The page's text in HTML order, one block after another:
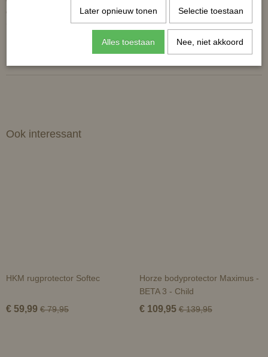
geweldig voor vrouwen die over kledingmaat 16 (VS) dragen ) 20
(VK) 48 (EU) en mannen die shirtmaat L of groter dragen.
Ook interessant
HKM rugprotector Softec
€ 59,99 € 79,95
Horze bodyprotector Maximus -
BETA 3 - Child
€ 109,95 € 139,95
Later opnieuw tonen Selectie toestaan
Alles toestaan Nee, niet akkoord